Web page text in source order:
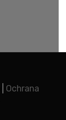
Ochrana